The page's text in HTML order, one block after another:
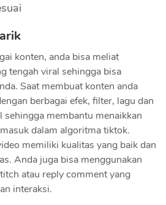
konten, anda bisa meliat
tengah viral sehingga bisa
Saat membuat konten anda
berbagai efek, filter, lagu dan
sehingga membantu menaikkan
dalam algoritma tiktok.
memiliki kualitas yang baik dan
Anda juga bisa menggunakan
atau reply comment yang
interaksi.